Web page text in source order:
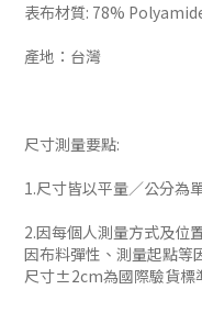
表布材質: 78%
產地：台灣
尺寸測量要點:
1.尺寸皆以平量／公分為
2.因每個人測量方式及位
因布料彈性、測量起點等
尺寸±2cm為國際驗貨標